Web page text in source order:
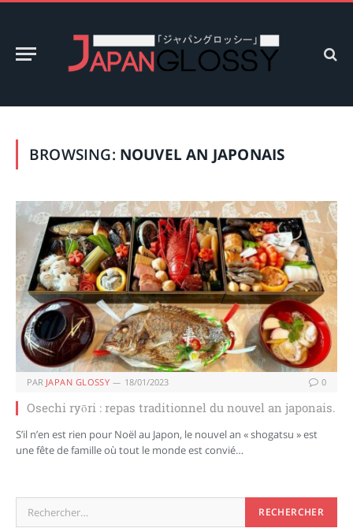
BROWSING: NOUVEL AN JAPONAIS
PAR JAPAN GLOSSY 18/01/2023 0
Osechi ryōri : repas traditionnel du nouvel an japonais.
S’il n’en est rien pour Noël au Japon, le nouvel an « shogatsu » est
une fête de famille où tout le monde est convié…